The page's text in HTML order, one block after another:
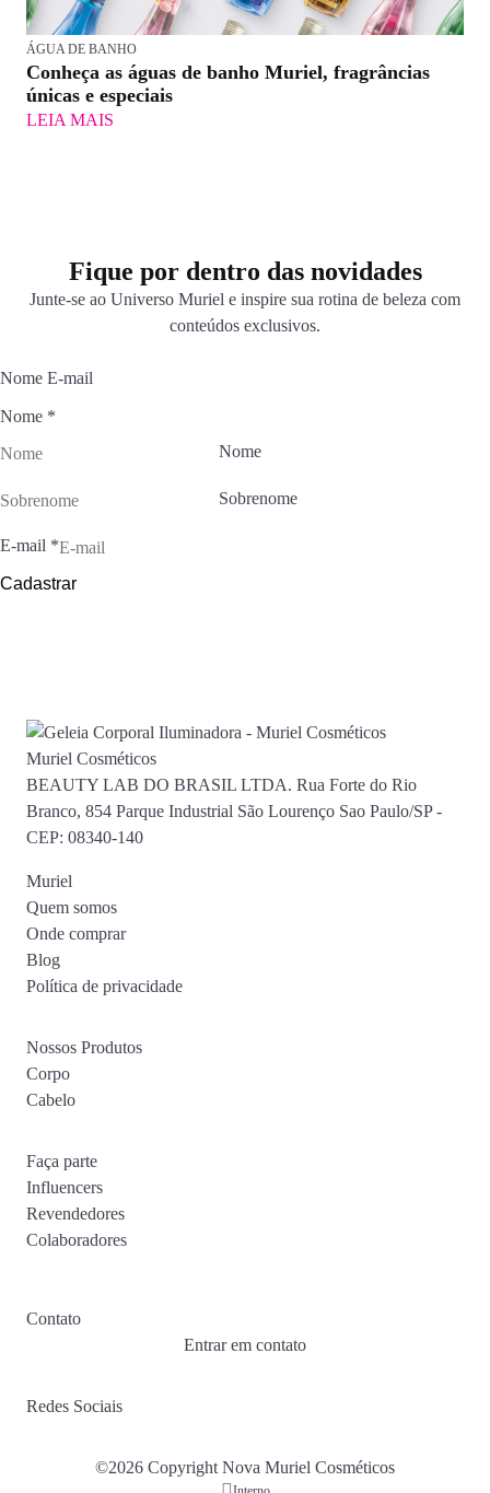
ÁGUA DE BANHO
Conheça as águas de banho Muriel, fragrâncias
únicas e especiais
LEIA MAIS
Fique por dentro das novidades
Junte-se ao Universo Muriel e inspire sua rotina de beleza com
conteúdos exclusivos.
Nome E-mail
Nome *
Nome
Sobrenome
E-mail *
Cadastrar
Muriel Cosméticos
BEAUTY LAB DO BRASIL LTDA. Rua Forte do Rio
Branco, 854 Parque Industrial São Lourenço Sao Paulo/SP -
CEP: 08340-140
Muriel
Quem somos
Onde comprar
Blog
Política de privacidade
Nossos Produtos
Corpo
Cabelo
Faça parte
Influencers
Revendedores
Colaboradores
Contato
Entrar em contato
Redes Sociais
©2026 Copyright Nova Muriel Cosméticos